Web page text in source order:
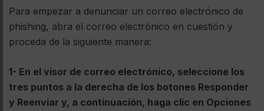
Para empezar a denunciar un correo electrónico de
phishing, abra el correo electrónico en cuestión y
proceda de la siguiente manera:
1- En el visor de correo electrónico, seleccione los
tres puntos a la derecha de los botones Responder
y Reenviar y, a continuación, haga clic en Opciones